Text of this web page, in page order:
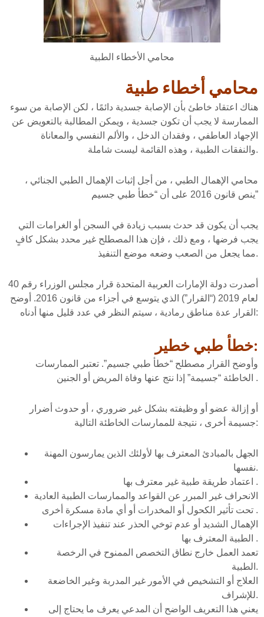
محامي الأخطاء الطبية
محامي أخطاء طبية
هناك اعتقاد خاطئ بأن الإصابة جسدية دائمًا ، لكن الإصابة من سوء
الممارسة لا يجب أن تكون جسدية ، ويمكن المطالبة بالتعويض عن
الإجهاد العاطفي ، وفقدان الدخل ، والألم النفسي والمعاناة
والنفقات الطبية ، وهذه القائمة ليست شاملة.
محامي الإهمال الطبي ، من أجل إثبات الإهمال الطبي الجنائي ،
ينص قانون 2016 على أن “خطأ طبي جسيم”
يجب أن يكون قد حدث بسبب زيادة في السجن أو الغرامات التي
يجب فرضها ، ومع ذلك ، فإن هذا المصطلح غير محدد بشكل كافٍ
مما يجعل من الصعب وضعه موضع التنفيذ.
أصدرت دولة الإمارات العربية المتحدة قرار مجلس الوزراء رقم 40
لعام 2019 (“القرار”) الذي يتوسع في أجزاء من قانون 2016. أوضح
القرار عدة مناطق رمادية ، سيتم النظر في عدد قليل منها أدناه:
خطأ طبي خطير:
وأوضح القرار مصطلح “خطأ طبي جسيم”. تعتبر الممارسات
الخاطئة “جسيمة” إذا نتج عنها وفاة المريض أو الجنين .
أو إزالة عضو أو وظيفته بشكل غير ضروري ، أو حدوث أضرار
جسيمة أخرى ، نتيجة للممارسات الخاطئة التالية:
الجهل بالمبادئ المعترف بها لأولئك الذين يمارسون المهنة
نفسها.
اعتماد طريقة طبية غير معترف بها .
الانحراف غير المبرر عن القواعد والممارسات الطبية العادية
تحت تأثير الكحول أو المخدرات أو أي مادة مسكرة أخرى .
الإهمال الشديد أو عدم توخي الحذر عند تنفيذ الإجراءات
الطبية المعترف بها .
تعمد العمل خارج نطاق التخصص الممنوح في الرخصة
الطبية.
العلاج أو التشخيص في الأمور غير المدربة وغير الخاضعة
للإشراف.
يعني هذا التعريف الواضح أن المدعي يعرف ما يحتاج إلى